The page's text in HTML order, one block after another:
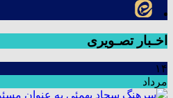
اخـبار تصـویری
۱۴
مرداد